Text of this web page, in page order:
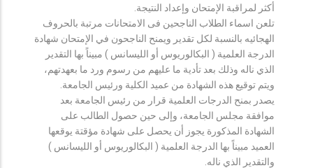
أكثر لمراقبة الإمتحان وإعداد النتيجة.
تلعن اسماء الطلاب الناجحين فى الامتحانات مرتبة بالحروف
الهجائيه بالنسبة لكل تقدير ويمنح الناجحون في الإمتحان شهادة
الدرجة العلمية ( البكالوريوس أو الليسانس ) مبيناً بها التقدير
الذي ناله وذلك بعد تأدية ما عليهم من رسوم ورد ما بعهدتهم،
ويتم توقيع هذه الشهادة من عميد الكلية ورئيس الجامعة.
يصدر بمنح الدرجات العلمية قرار من رئيس الجامعة بعد
موافقة مجلس الجامعة، وإلى حين حصول الطالب على
الشهادة المذكورة يجوز أن يحصل على شهادة مؤقتة يوقعها
العميد مبيناً بها الدرجة العلمية ( البكالوريوس أو الليسانس )
والتقدير الذي ناله.